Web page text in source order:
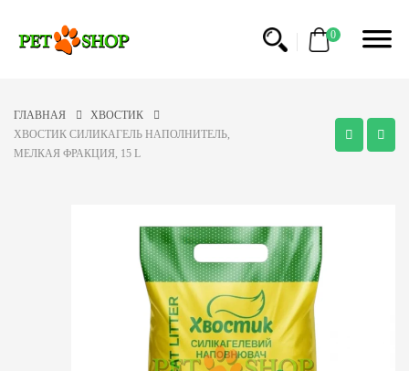
0
ГЛАВНАЯ
ХВОСТИК
ХВОСТИК СИЛИКАГЕЛЬ НАПОЛНИТЕЛЬ,
МЕЛКАЯ ФРАКЦИЯ, 15 L